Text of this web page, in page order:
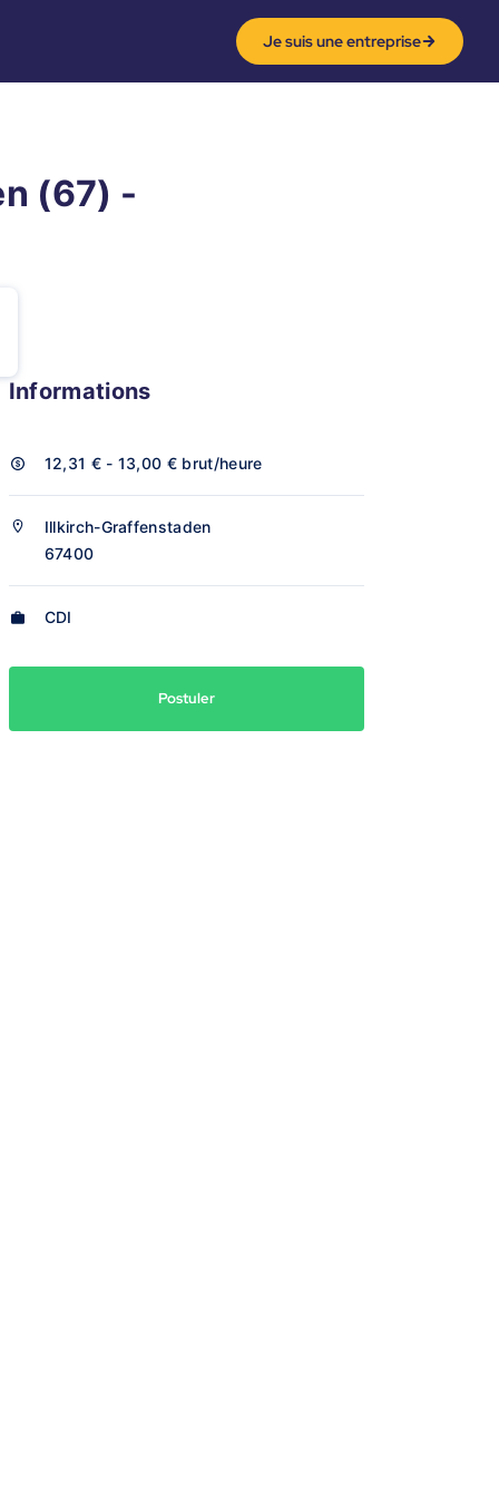
Je suis une entreprise
(67) -
Informations
12,31 € - 13,00 € brut/heure
Illkirch-Graffenstaden
67400
CDI
Postuler